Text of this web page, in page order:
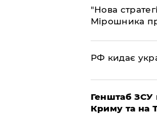
"Нова
Мірошника
РФ кидає
Генштаб ЗСУ
Криму та на